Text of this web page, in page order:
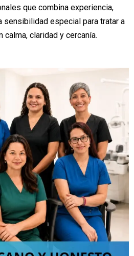
que combina experiencia,
sensibilidad especial para tratar a
calma, claridad y cercanía.